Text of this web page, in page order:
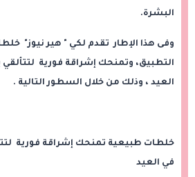
البشرة.
وفى هذا الإطار تقدم لكي " هير نيوز"
التطبيق، وتمنحك إشراقة فورية
العيد ، وذلك من خلال السطور التالية .
خلطات طبيعية تمنحك إشراقة فورية
في العيد